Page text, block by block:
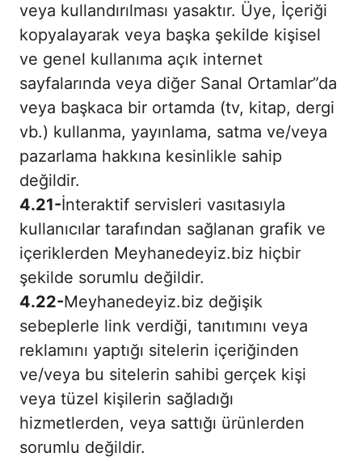
veya kullandırılması yasaktır. Üye, İçeriği
kopyalayarak veya başka şekilde kişisel
ve genel kullanıma açık internet
sayfalarında veya diğer Sanal Ortamlar”da
veya başkaca bir ortamda (tv, kitap, dergi
vb.) kullanma, yayınlama, satma ve/veya
pazarlama hakkına kesinlikle sahip
değildir.
4.21-İnteraktif servisleri vasıtasıyla
kullanıcılar tarafından sağlanan grafik ve
içeriklerden Meyhanedeyiz.biz hiçbir
şekilde sorumlu değildir.
4.22-Meyhanedeyiz.biz değişik
sebeplerle link verdiği, tanıtımını veya
reklamını yaptığı sitelerin içeriğinden
ve/veya bu sitelerin sahibi gerçek kişi
veya tüzel kişilerin sağladığı
hizmetlerden, veya sattığı ürünlerden
sorumlu değildir.